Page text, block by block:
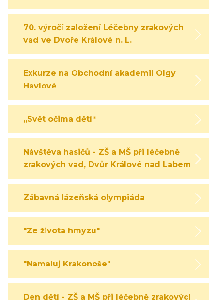
70. výročí založení Léčebny zrakových
vad ve Dvoře Králové n. L.
Exkurze na Obchodní akademii Olgy
Havlové
„Svět očima dětí“
Návštěva hasičů - ZŠ a MŠ při léčebně
zrakových vad, Dvůr Králové nad Labem
Zábavná lázeňská olympiáda
"Ze života hmyzu"
"Namaluj Krakonoše"
Den dětí - ZŠ a MŠ při léčebně zrakových